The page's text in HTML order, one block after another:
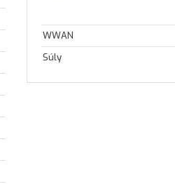
WWAN
Súly